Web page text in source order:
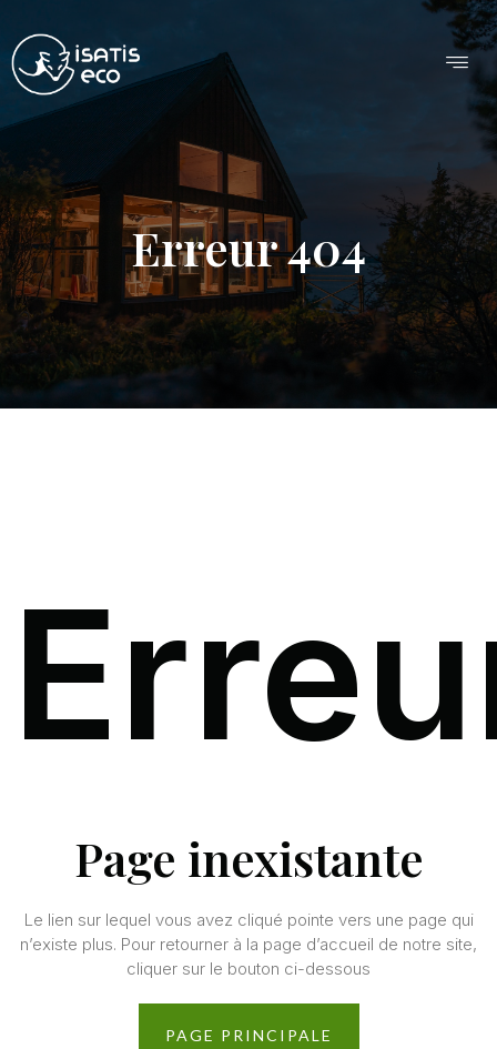
Erreur 404
Page inexistante
Le lien sur lequel vous avez cliqué pointe vers une page qui
n’existe plus. Pour retourner à la page d’accueil de notre site,
cliquer sur le bouton ci-dessous
PAGE PRINCIPALE